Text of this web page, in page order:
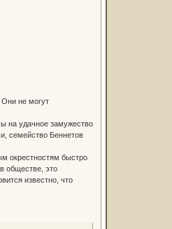
Они не могут
на удачное замужество
семейство Беннетов
окрестностям быстро
обществе, это
известно, что